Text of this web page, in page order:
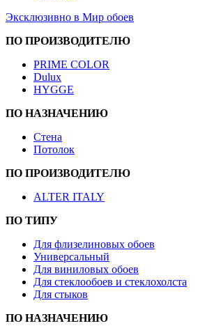
Эксклюзивно в Мир обоев
ПО ПРОИЗВОДИТЕЛЮ
PRIME COLOR
Dulux
HYGGE
ПО НАЗНАЧЕНИЮ
Стена
Потолок
ПО ПРОИЗВОДИТЕЛЮ
ALTER ITALY
ПО ТИПУ
Для флизелиновых обоев
Универсальный
Для виниловых обоев
Для стеклообоев и стеклохолста
Для стыков
ПО НАЗНАЧЕНИЮ